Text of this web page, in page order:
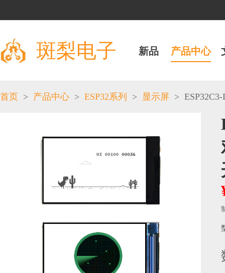
斑梨电子 新品 产品中心
首页 > 产品中心 > ESP32系列 > 显示屏 >